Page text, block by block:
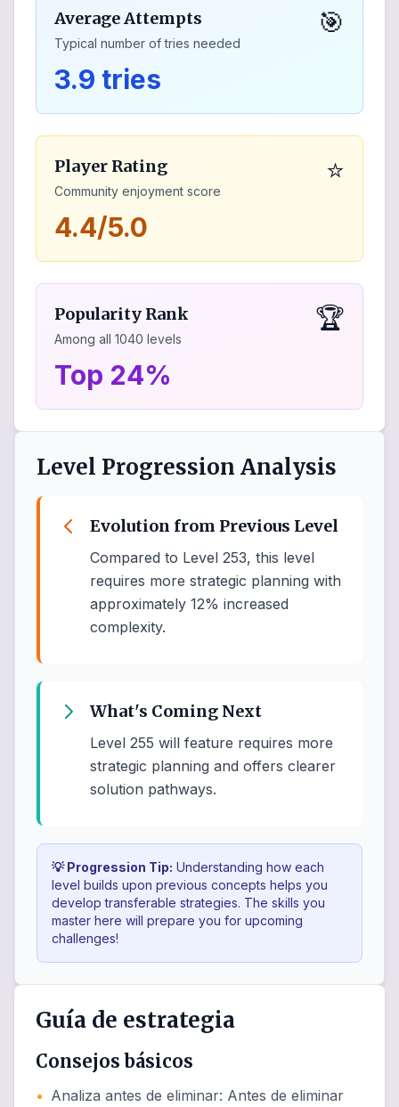
Average Attempts
Typical number of tries needed
🎯
3.9 tries
Player Rating
Community enjoyment score
⭐
4.4/5.0
Popularity Rank
Among all 1040 levels
🏆
Top 24%
Level Progression Analysis
Evolution from Previous Level
Compared to Level 253, this level
requires more strategic planning with
approximately 12% increased
complexity.
What's Coming Next
Level 255 will feature requires more
strategic planning and offers clearer
solution pathways.
💡 Progression Tip: Understanding how each
level builds upon previous concepts helps you
develop transferable strategies. The skills you
master here will prepare you for upcoming
challenges!
Guía de estrategia
Consejos básicos
• Analiza antes de eliminar: Antes de eliminar